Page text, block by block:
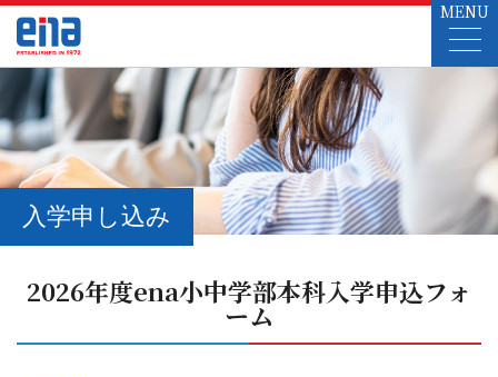
MENU
入学申し込み
2026年度ena小中学部本科入学申込フォ
ーム